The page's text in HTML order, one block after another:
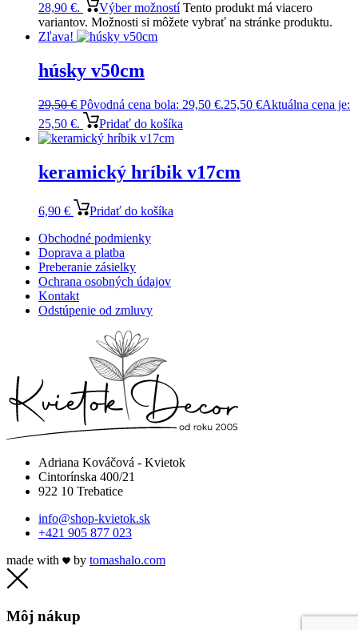
28,90 €.
Výber možností Tento produkt má viacero
variantov. Možnosti si môžete vybrať na stránke produktu.
Zľava!
húsky v50cm
29,50€ Pôvodná cena bola: 29,50 €.25,50 €Aktuálna cena je:
25,50 €.
Pridať do košíka
keramický hríbik v17cm
6,90 €
Pridať do košíka
Obchodné podmienky
Doprava a platba
Preberanie zásielky
Ochrana osobných údajov
Kontakt
Odstúpenie od zmluvy
Adriana Kováčová - Kvietok
Cintorínska 400/21
922 10 Trebatice
info@shop-kvietok.sk
+421 905 877 023
made with
by tomashalo.com
Môj nákup